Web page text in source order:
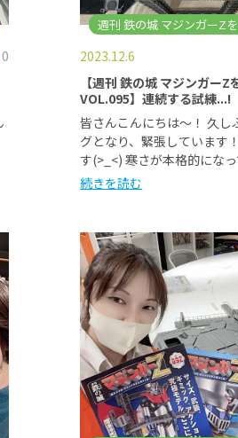
0
週刊 鉄の城 マジンガーZ
2023.12.6
【週刊 鉄の城 マジンガーZ
VOL.095】連続する試練...!
皆さんこんにちは～！ 久し
グとなり、緊張しています
す(>_<) 寒さが本格的にな
続きを読む